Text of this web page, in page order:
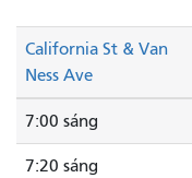
California St & Van
Ness Ave
7:00 sáng
7:20 sáng